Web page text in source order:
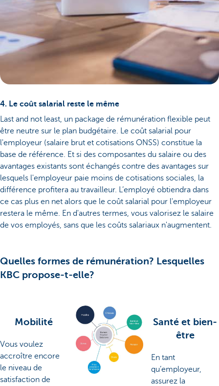
4. Le coût salarial reste le même
Last and not least, un package de rémunération flexible peut
être neutre sur le plan budgétaire. Le coût salarial pour
l'employeur (salaire brut et cotisations ONSS) constitue la
base de référence. Et si des composantes du salaire ou des
avantages existants sont échangés contre des avantages sur
lesquels l'employeur paie moins de cotisations sociales, la
différence profitera au travailleur. L’employé obtiendra dans
ce cas plus en net alors que le coût salarial pour l'employeur
restera le même. En d'autres termes, vous valorisez le salaire
de vos employés, sans que les coûts salariaux n'augmentent.
Quelles formes de rémunération? Lesquelles
KBC propose-t-elle?
Mobilité
Vous voulez
accroître encore
le niveau de
satisfaction de
Santé et bien-
être
En tant
qu’employeur,
assurez la